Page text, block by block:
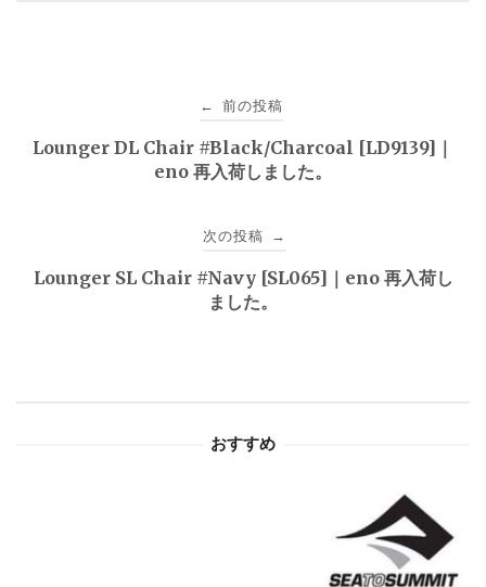
稿
ゲ
← 前の投稿
Lounger DL Chair #Black/Charcoal [LD9139]｜
eno 再入荷しました。
次の投稿 →
Lounger SL Chair #Navy [SL065]｜eno 再入荷し
ました。
おすすめ